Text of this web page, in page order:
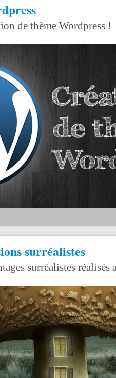
de thème Wordpress !
surréalistes
surréalistes réalisés